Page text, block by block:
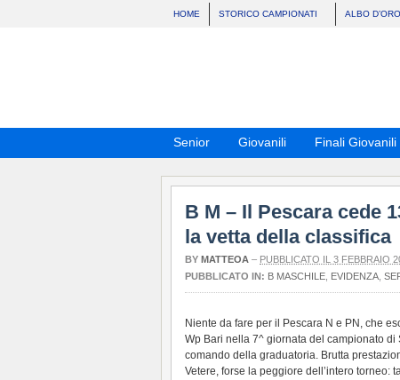
HOME STORICO CAMPIONATI ALBO
Senior Giovanili Finali Giovanili
B M – Il Pescara cede
la vetta della classifica
BY MATTEOA – PUBBLICATO IL 3 FEBBRAIO
PUBBLICATO IN: B MASCHILE EVIDENZA
Niente da fare per il Pescara N e PN, che
Wp Bari nella 7^ giornata del campionato di
comando della graduatoria. Brutta
Vetere, forse la peggiore dell’intero torneo: